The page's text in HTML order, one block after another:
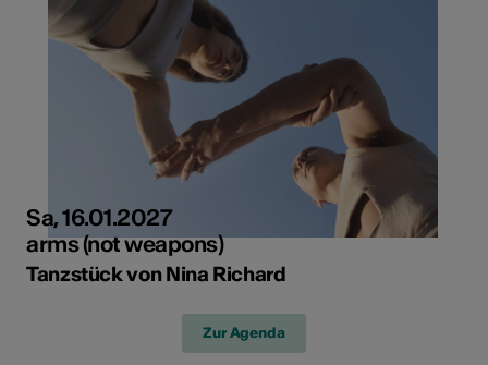
Sa, 16.01.2027
arms (not weapons)
Tanzstück von Nina Richard
Zur Agenda